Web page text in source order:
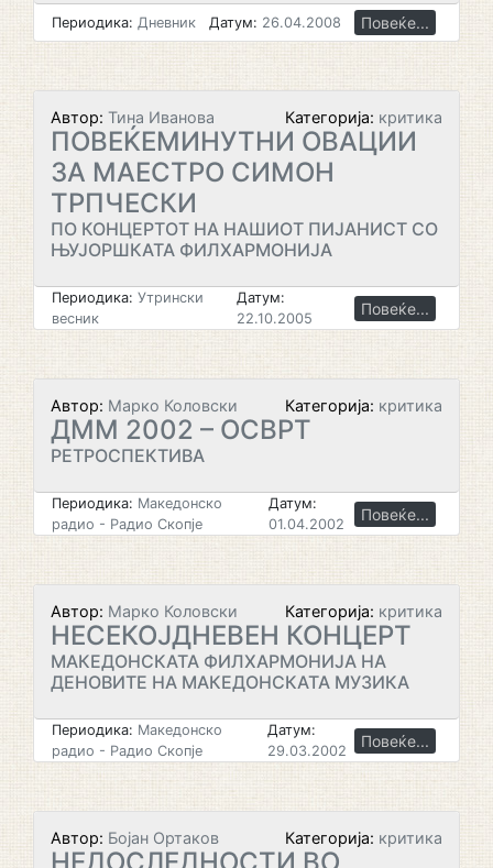
Периодика: Дневник Датум: 26.04.2008 Повеќе...
Автор: Тина Иванова Категорија: критика
ПОВЕЌЕМИНУТНИ ОВАЦИИ
ЗА МАЕСТРО СИМОН
ТРПЧЕСКИ
ПО КОНЦЕРТОТ НА НАШИОТ ПИЈАНИСТ СО
ЊУЈОРШКАТА ФИЛХАРМОНИЈА
Периодика: Утрински
весник
Датум:
22.10.2005
Повеќе...
Автор: Марко Коловски Категорија: критика
ДММ 2002 – ОСВРТ
РЕТРОСПЕКТИВА
Периодика: Македонско
радио - Радио Скопје
Датум:
01.04.2002
Повеќе...
Автор: Марко Коловски Категорија: критика
НЕСЕКОЈДНЕВЕН КОНЦЕРТ
МАКЕДОНСКАТА ФИЛХАРМОНИЈА НА
ДЕНОВИТЕ НА МАКЕДОНСКАТА МУЗИКА
Периодика: Македонско
радио - Радио Скопје
Датум:
29.03.2002
Повеќе...
Автор: Бојан Ортаков Категорија: критика